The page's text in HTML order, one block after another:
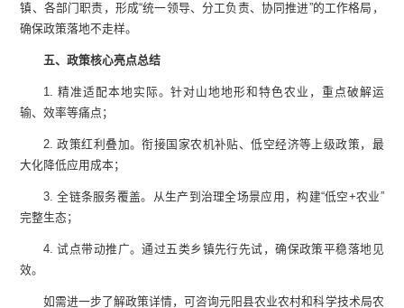
镇、各部门职责，形成“统一领导、分工负责、协同推进”的工作格局，
确保政策落地不走样。
五、政策核心亮点总结
1. 精准适配本地实际。针对山地地形和特色农业，重点破解运
输、效率等痛点；
2. 政策红利叠加。衔接国家农机补贴、低空经济等上级政策，最
大化降低应用成本；
3. 全链条服务覆盖。从生产到治理全场景应用，构建“低空+农业”
完整生态；
4. 试点带动推广。通过五类乡镇先行先试，确保政策平稳落地见
效。
如需进一步了解政策详情，可咨询元阳县农业农村和科学技术局农